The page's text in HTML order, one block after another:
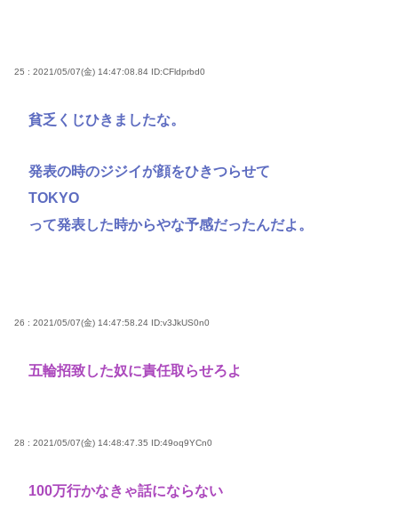
25 : 2021/05/07(金) 14:47:08.84 ID:CFldprbd0
貧乏くじひきましたな。
発表の時のジジイが顔をひきつらせて
TOKYO
って発表した時からやな予感だったんだよ。
26 : 2021/05/07(金) 14:47:58.24 ID:v3JkUS0n0
五輪招致した奴に責任取らせろよ
28 : 2021/05/07(金) 14:48:47.35 ID:49oq9YCn0
100万行かなきゃ話にならない